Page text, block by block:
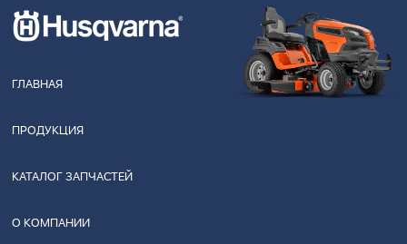
ГЛАВНАЯ
ПРОДУКЦИЯ
КАТАЛОГ ЗАПЧАСТЕЙ
О КОМПАНИИ